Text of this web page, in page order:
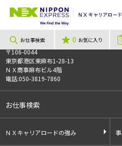
お仕事検索 0 お気に入り
TOP お仕事検索
このお仕事は非公開のお仕事です
お仕事番号013548
〒106-0044
東京都港区東麻布1-28-13
ＮＸ商事麻布ビル4階
電話:050-3819-7860
お仕事検索
ＮＸキャリアロードの強み